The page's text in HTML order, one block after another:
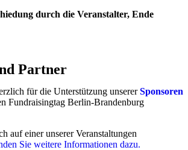
durch die Veranstalter, Ende
Partner
für die Unterstützung unsererSponsoren
Fundraisingtag Berlin-Brandenburg
auf einer unserer Veranstaltungen
Sie weitere Informationen dazu.